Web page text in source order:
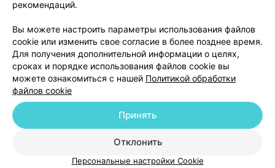
Обработка персональных данных
© 2026 ООО «Артокс Лаб», УНП 191700409
| 220012, Республика Беларусь,
Служба поддержки +375 291212755
рекомендаций.
Вы можете настроить параметры использования файлов
cookie или изменить свое согласие в более позднее время.
Для получения дополнительной информации о целях,
сроках и порядке использования файлов cookie вы
можете ознакомиться с нашей Политикой обработки
файлов cookie
Отклонить
Принять
Персональные настройки Cookie